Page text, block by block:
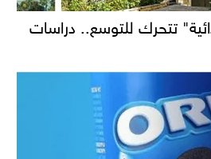
تتحرك للتوسع.. دراسات